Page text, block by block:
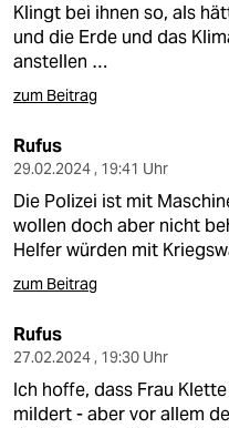
Klingt bei ihnen so, als
und die Erde und das
anstellen …
zum Beitrag
Rufus
29.02.2024 , 19:41 Uhr
Die Polizei ist mit
wollen doch aber nicht
Helfer würden mit
zum Beitrag
Rufus
27.02.2024 , 19:30 Uhr
Ich hoffe, dass Frau
mildert - aber vor allem